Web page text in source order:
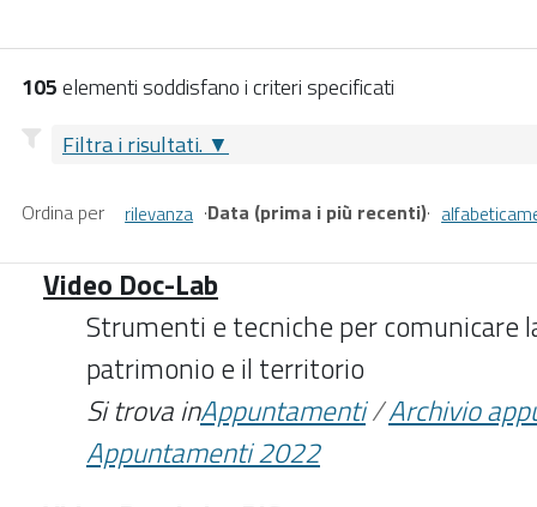
105elementi soddisfano i criteri specificati
Filtra i risultati.
Ordina per rilevanza ·Data (prima i più recenti)·
Video Doc-Lab
Strumenti e tecniche per comunicare
patrimonio e il territorio
Si trova inAppuntamenti/Archivio
Appuntamenti 2022